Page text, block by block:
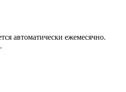
автоматически ежемесячно.